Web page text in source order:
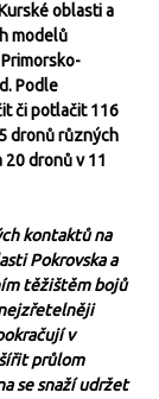
oblasti a
modelů
Podle
či potlačit 116
dronů různých
20 dronů v 11
kontaktů na
Pokrovska a
těžištěm bojů
v
průlom
se snaží udržet